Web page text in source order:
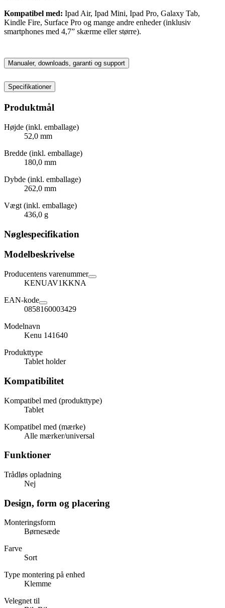
Kompatibel med: Ipad Air, Ipad Mini, Ipad Pro, Galaxy Tab,
Kindle Fire, Surface Pro og mange andre enheder (inklusiv
smartphones med 4,7” skærme eller større).
Manualer, downloads, garanti og support
Specifikationer
Produktmål
Højde (inkl. emballage)
52,0 mm
Bredde (inkl. emballage)
180,0 mm
Dybde (inkl. emballage)
262,0 mm
Vægt (inkl. emballage)
436,0 g
Nøglespecifikation
Modelbeskrivelse
Producentens varenummer
KENUAV1KKNA
EAN-kode
0858160003429
Modelnavn
Kenu 141640
Produkttype
Tablet holder
Kompatibilitet
Kompatibel med (produkttype)
Tablet
Kompatibel med (mærke)
Alle mærker/universal
Funktioner
Trådløs opladning
Nej
Design, form og placering
Monteringsform
Børnesæde
Farve
Sort
Type montering på enhed
Klemme
Velegnet til